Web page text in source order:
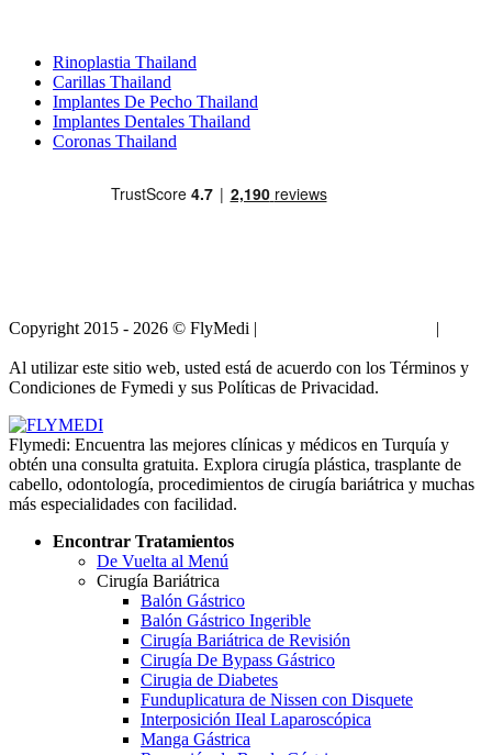
Rinoplastia Thailand
Carillas Thailand
Implantes De Pecho Thailand
Implantes Dentales Thailand
Coronas Thailand
Copyright 2015 - 2026 © FlyMedi |
|
Al utilizar este sitio web, usted está de acuerdo con los Términos y
Condiciones de Fymedi y sus Políticas de Privacidad.
Flymedi: Encuentra las mejores clínicas y médicos en Turquía y
obtén una consulta gratuita. Explora cirugía plástica, trasplante de
cabello, odontología, procedimientos de cirugía bariátrica y muchas
más especialidades con facilidad.
Encontrar Tratamientos
De Vuelta al Menú
Cirugía Bariátrica
Balón Gástrico
Balón Gástrico Ingerible
Cirugía Bariátrica de Revisión
Cirugía De Bypass Gástrico
Cirugia de Diabetes
Funduplicatura de Nissen con Disquete
Interposición IIeal Laparoscópica
Manga Gástrica